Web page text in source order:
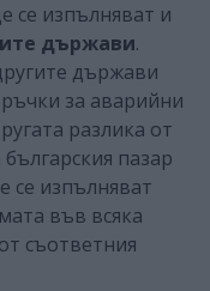
се изпълняват и
държави.
държави
за аварийни
разлика от
пазар
се изпълняват
във всяка
съответния